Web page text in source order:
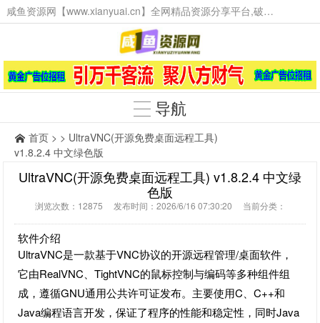
咸鱼资源网【www.xianyuai.cn】全网精品资源分享平台,破解软件,技术源码,火爆项目,工具辅助,这里无所不有。
导航
首页 > > UltraVNC(开源免费桌面远程工具)
v1.8.2.4 中文绿色版
UltraVNC(开源免费桌面远程工具) v1.8.2.4 中文绿
色版
浏览次数：12875 发布时间：2026/6/16 07:30:20 当前分类：
软件介绍
UltraVNC是一款基于VNC协议的开源远程管理/桌面软件，
它由RealVNC、TightVNC的鼠标控制与编码等多种组件组
成，遵循GNU通用公共许可证发布。主要使用C、C++和
Java编程语言开发，保证了程序的性能和稳定性，同时Java